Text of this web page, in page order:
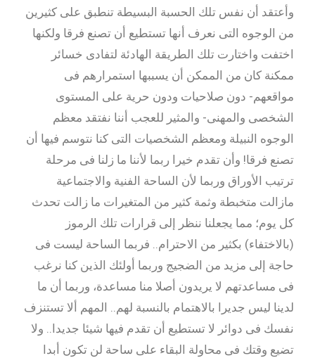
وأعتقد أن نفس تلك الحسبة البسيطة تنطبق على كثيرين
من الوجوه التى نعرف أنها تستطيع أن تصنع فرقا ولكنها
اختفت واختارت تلك الطريقة الهادئة لتفادى خسائر
ممكنة كان من الممكن أن يسببها استمرارهم فى
مواقعهم- دون صلاحيات ودون حرية على المستوى
الشخصى والمهنى- والمثير للعجب أننا نفتقد معظم
الوجوه النبيلة ومعظم الشخصيات التى كنا نتوسم فيها أن
تصنع فرقا! وأن تقدم خيرا ربما لأننا ما زلنا فى مرحلة
ترتيب الأوراق وربما لأن الساحة الفنية والاجتماعية
مازالت متخبطة وثمة كثير من المتغيرات ما زالت تحدث
كل يوم؛ مما يجعلنا ننظر إلى قرارات تلك الرموز
(بالاختفاء) بكثير من الاحترام.. فربما الساحة ليست فى
حاجة إلى مزيد من الضجيج وربما أولئك الذين كنا نرغب
فى مساعدتهم لا يريدون أصلا منا مساعدة، وربما أن ما
لدينا ليس جديرا بالاهتمام بالنسبة لهم.. المهم ألا تستنزف
نفسك فى دوائر لا تستطيع أن تقدم فيها شيئا جديدا.. ولا
تضيع وقتك فى محاولة البقاء على ساحة لن تكون أبدا